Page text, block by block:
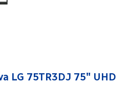
LG 75TR3DJ 75″ UHD